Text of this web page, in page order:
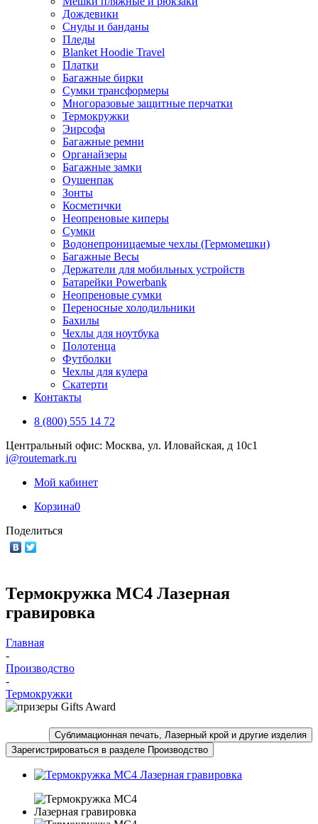
Дождевики
Снуды и банданы
Пледы
Blanket Hoodie Travel
Платки
Багажные бирки
Сумки трансформеры
Многоразовые защитные перчатки
Термокружки
Эирсофа
Багажные ремни
Органайзеры
Багажные замки
Оушенпак
Зонты
Косметички
Неопреновые киперы
Сумки
Водонепроницаемые чехлы (Гермомешки)
Багажные Весы
Держатели для мобильных устройств
Батарейки Powerbank
Неопреновые сумки
Переносные холодильники
Бахилы
Чехлы для ноутбука
Полотенца
Футболки
Чехлы для кулера
Скатерти
Контакты
8 (800) 555 14 72
Центральный офис: Москва, ул. Иловайская, д 10с1
i@routemark.ru
Мой кабинет
Корзина0
Поделиться
Термокружка MC4 Лазерная
гравировка
Главная
-
Производство
-
Термокружки
Сублимационная печать, Лазерный крой и другие изделия
Зарегистрироваться в разделе Производство